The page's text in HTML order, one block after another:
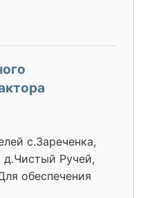
с.Зареченка,
д.Чистый Ручей,
обеспечения